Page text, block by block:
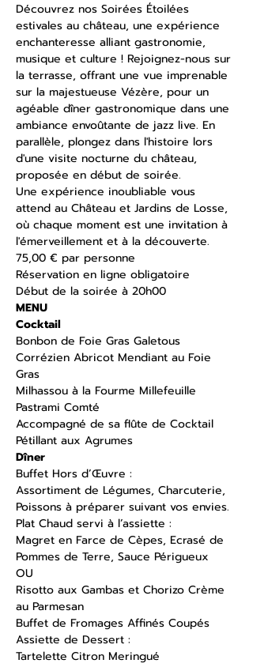
Découvrez nos Soirées Étoilées
estivales au château, une expérience
enchanteresse alliant gastronomie,
musique et culture ! Rejoignez-nous sur
la terrasse, offrant une vue imprenable
sur la majestueuse Vézère, pour un
agéable dîner gastronomique dans une
ambiance envoûtante de jazz live. En
parallèle, plongez dans l'histoire lors
d'une visite nocturne du château,
proposée en début de soirée.
Une expérience inoubliable vous
attend au Château et Jardins de Losse,
où chaque moment est une invitation à
l'émerveillement et à la découverte.
75,00 € par personne
Réservation en ligne obligatoire
Début de la soirée à 20h00
MENU
Cocktail
Bonbon de Foie Gras Galetous
Corrézien Abricot Mendiant au Foie
Gras
Milhassou à la Fourme Millefeuille
Pastrami Comté
Accompagné de sa flûte de Cocktail
Pétillant aux Agrumes
Dîner
Buffet Hors d’Œuvre :
Assortiment de Légumes, Charcuterie,
Poissons à préparer suivant vos envies.
Plat Chaud servi à l’assiette :
Magret en Farce de Cèpes, Ecrasé de
Pommes de Terre, Sauce Périgueux
OU
Risotto aux Gambas et Chorizo Crème
au Parmesan
Buffet de Fromages Affinés Coupés
Assiette de Dessert :
Tartelette Citron Meringué